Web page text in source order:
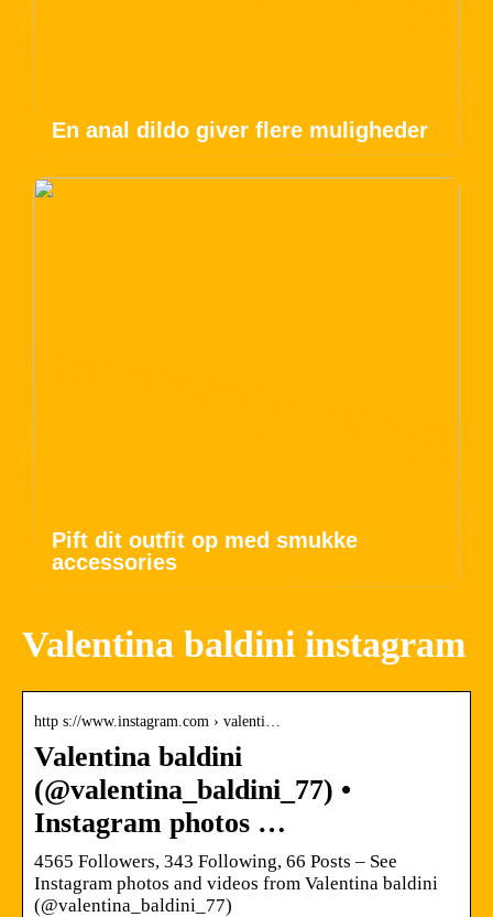
En anal dildo giver flere muligheder
Pift dit outfit op med smukke
accessories
Valentina baldini instagram
http s://www.instagram.com › valenti…
Valentina baldini
(@valentina_baldini_77) •
Instagram photos …
4565 Followers, 343 Following, 66 Posts – See
Instagram photos and videos from Valentina baldini
(@valentina_baldini_77)